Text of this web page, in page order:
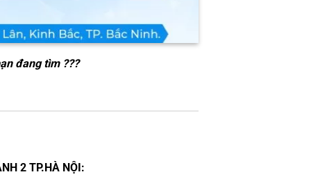
đang tìm ???
2 TP.HÀ NỘI: